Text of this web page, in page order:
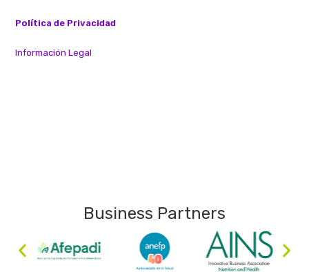
Política de Privacidad
Información Legal
Business Partners